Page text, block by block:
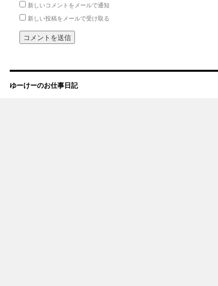
新しいコメントをメールで通知
新しい投稿をメールで受け取る
ゆーけーのお仕事日記